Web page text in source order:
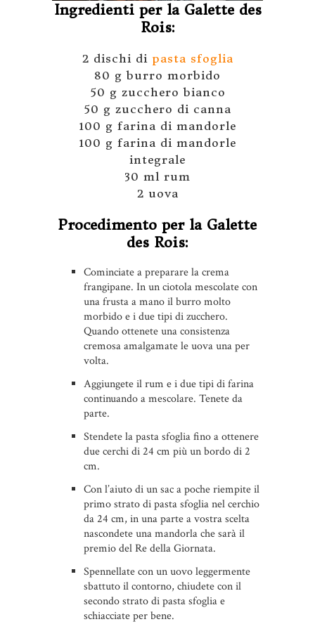
Ingredienti per la Galette des
Rois:
2 dischi di pasta sfoglia
80 g burro morbido
50 g zucchero bianco
50 g zucchero di canna
100 g farina di mandorle
100 g farina di mandorle
integrale
30 ml rum
2 uova
Procedimento per la Galette
des Rois:
Cominciate a preparare la crema
frangipane. In un ciotola mescolate con
una frusta a mano il burro molto
morbido e i due tipi di zucchero.
Quando ottenete una consistenza
cremosa amalgamate le uova una per
volta.
Aggiungete il rum e i due tipi di farina
continuando a mescolare. Tenete da
parte.
Stendete la pasta sfoglia fino a ottenere
due cerchi di 24 cm più un bordo di 2
cm.
Con l’aiuto di un sac a poche riempite il
primo strato di pasta sfoglia nel cerchio
da 24 cm, in una parte a vostra scelta
nascondete una mandorla che sarà il
premio del Re della Giornata.
Spennellate con un uovo leggermente
sbattuto il contorno, chiudete con il
secondo strato di pasta sfoglia e
schiacciate per bene.